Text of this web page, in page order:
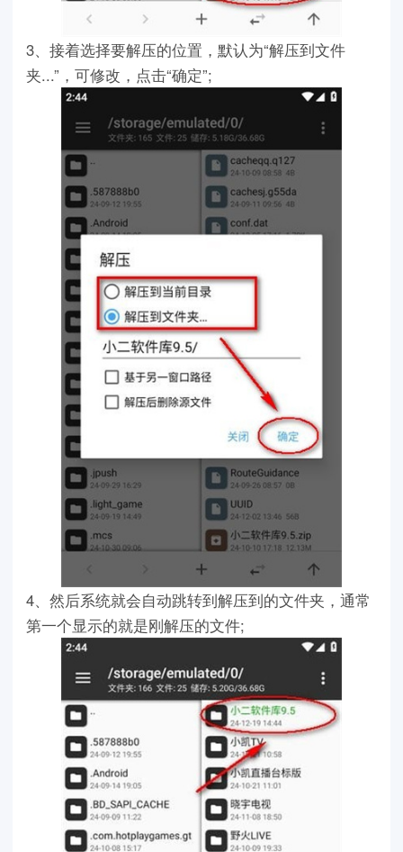
3、接着选择要解压的位置，默认为“解压到文件
夹...”，可修改，点击“确定”;
4、然后系统就会自动跳转到解压到的文件夹，通常
第一个显示的就是刚解压的文件;